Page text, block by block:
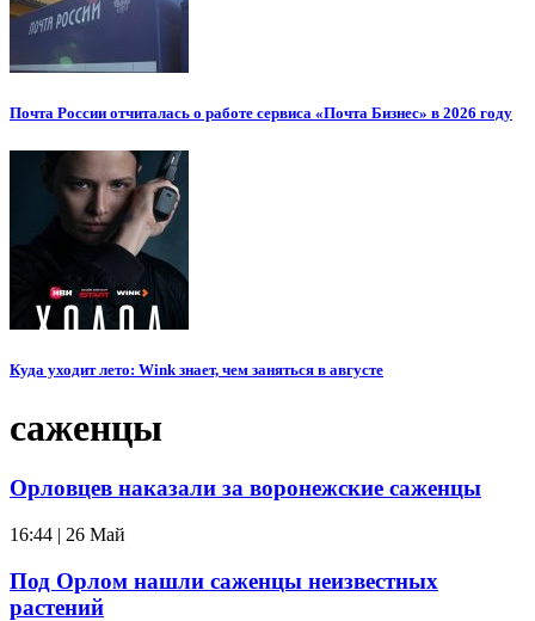
Почта России отчиталась о работе сервиса «Почта Бизнес» в 2026 году
Куда уходит лето: Wink знает, чем заняться в августе
саженцы
Орловцев наказали за воронежские саженцы
16:44 | 26 Май
Под Орлом нашли саженцы неизвестных
растений